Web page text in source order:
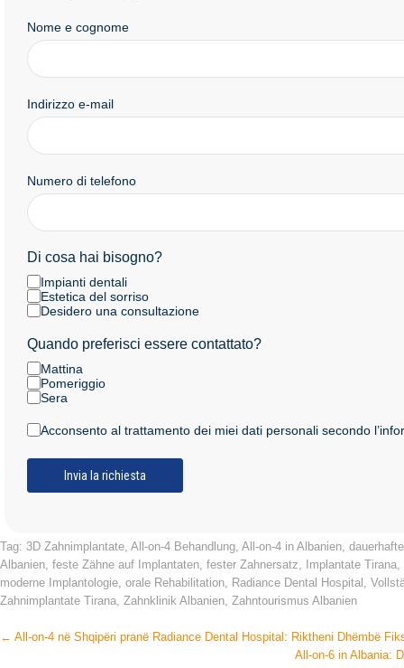
Nome e cognome
Indirizzo e-mail
Numero di telefono
Di cosa hai bisogno?
Impianti dentali
Estetica del sorriso
Desidero una consultazione
Quando preferisci essere contattato?
Mattina
Pomeriggio
Sera
Acconsento al trattamento dei miei dati personali secondo
Tag: 3D Zahnimplantate, All-on-4 Behandlung, All-on-4 in Albanien,
Albanien, feste Zähne auf Implantaten, fester Zahnersatz, Implantate Tirana,
moderne Implantologie, orale Rehabilitation, Radiance Dental Hospital ,
Zahnimplantate Tirana, Zahnklinik Albanien, Zahntourismus Albanien
Post
← All-on-4 në Shqipëri pranë Radiance Dental Hospital: Riktheni Dhëmbë
All-on-6 in Albania: